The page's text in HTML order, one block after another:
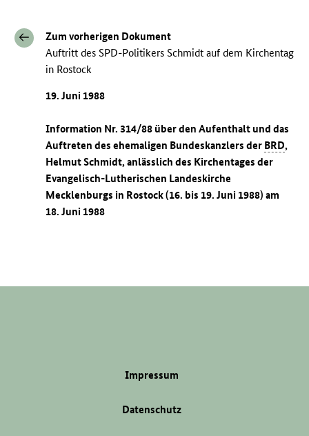
Zum vorherigen Dokument
Auftritt des SPD-Politikers Schmidt auf dem Kirchentag
in Rostock
19. Juni 1988
Information Nr. 314/88 über den Aufenthalt und das
Auftreten des ehemaligen Bundeskanzlers der BRD,
Helmut Schmidt, anlässlich des Kirchentages der
Evangelisch-Lutherischen Landeskirche
Mecklenburgs in Rostock (16. bis 19. Juni 1988) am
18. Juni 1988
Impressum
Datenschutz